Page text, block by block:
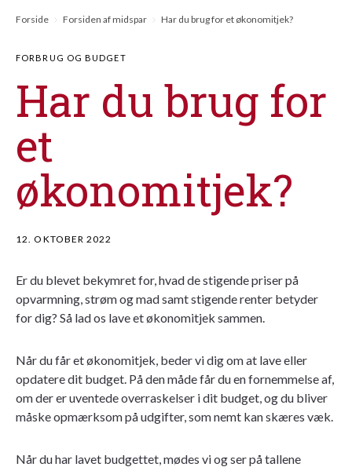
Forside Forsiden af midspar Har du brug for et økonomitjek?
FORBRUG OG BUDGET
Har du brug for
et
økonomitjek?
12. OKTOBER 2022
Er du blevet bekymret for, hvad de stigende priser på
opvarmning, strøm og mad samt stigende renter betyder
for dig? Så lad os lave et økonomitjek sammen.
Når du får et økonomitjek, beder vi dig om at lave eller
opdatere dit budget. På den måde får du en fornemmelse af,
om der er uventede overraskelser i dit budget, og du bliver
måske opmærksom på udgifter, som nemt kan skæres væk.
Når du har lavet budgettet, mødes vi og ser på tallene